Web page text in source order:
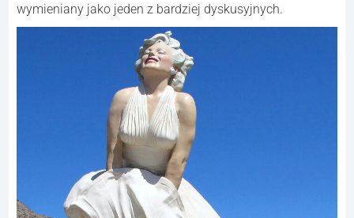
wymieniany jako jeden z bardziej dyskusyjnych.